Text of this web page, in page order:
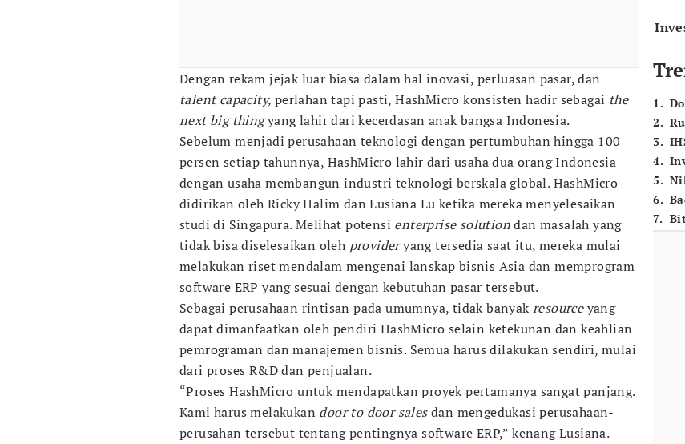
Dengan rekam jejak luar biasa dalam hal inovasi, perluasan pasar, dan
talent capacity, perlahan tapi pasti, HashMicro konsisten hadir sebagai the
next big thingyang lahir dari kecerdasan anak bangsa Indonesia.
Sebelum menjadi perusahaan teknologi dengan pertumbuhan hingga 100
persen setiap tahunnya, HashMicro lahir dari usaha dua orang Indonesia
dengan usaha membangun industri teknologi berskala global. HashMicro
didirikan oleh Ricky Halim dan Lusiana Lu ketika mereka menyelesaikan
studi di Singapura. Melihat potensi enterprise solutiondan masalah yang
tidak bisa diselesaikan oleh provideryang tersedia saat itu, mereka mulai
melakukan riset mendalam mengenai lanskap bisnis Asia dan memprogram
software ERP yang sesuai dengan kebutuhan pasar tersebut.
Sebagai perusahaan rintisan pada umumnya, tidak banyakresourceyang
dapat dimanfaatkan oleh pendiri HashMicro selain ketekunan dan keahlian
pemrograman dan manajemen bisnis. Semua harus dilakukan sendiri, mulai
dari proses R&D dan penjualan.
“Proses HashMicro untuk mendapatkan proyek pertamanya sangat panjang.
Kami harus melakukan door to door salesdan mengedukasi perusahaan-
perusahan tersebut tentang pentingnya software ERP,” kenang Lusiana.
1.
2.
3.
4.
5.
6.
7.